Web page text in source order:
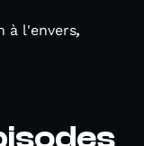
à l'envers,